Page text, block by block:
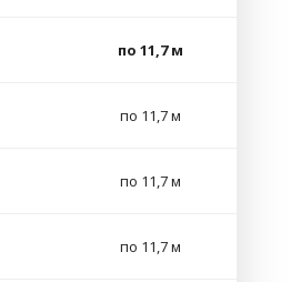
по 11,7 м
по 11,7 м
по 11,7 м
по 11,7 м